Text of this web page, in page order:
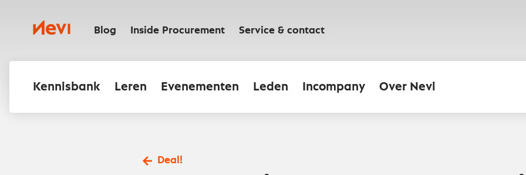
inhoudNevi Blog Inside Procurement Service & contact
Kennisbank Leren Evenementen Leden Incompany Over Nevi
Deal!